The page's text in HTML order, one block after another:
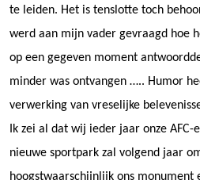
te leiden. Het is tenslotte toch
werd aan mijn vader gevraagd hoe
op een gegeven moment
minder was ontvangen ….. Humor
verwerking van vreselijke
Ik zei al dat wij ieder jaar onze AFC-
nieuwe sportpark zal volgend jaar
hoogstwaarschijnlijk ons monument